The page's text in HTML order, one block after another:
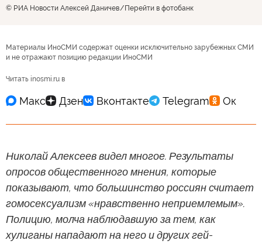
© РИА Новости Алексей Даничев Перейти в фотобанк
Материалы ИноСМИ содержат оценки исключительно зарубежных СМИ
и не отражают позицию редакции ИноСМИ
Читать inosmi.ru в
Николай Алексеев видел многое. Результаты
опросов общественного мнения, которые
показывают, что большинство россиян считает
гомосексуализм «нравственно неприемлемым».
Полицию, молча наблюдавшую за тем, как
хулиганы нападают на него и других гей-